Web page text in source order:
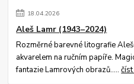
18.04.2026
Aleš Lamr (1943–2024)
Rozměrné barevné litografie
akvarelem na ručním papíře.
fantazie Lamrových obrazů.....